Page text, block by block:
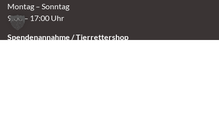
Montag – Sonntag
9:00 – 17:00 Uhr
Spendenannahme / Tierrettershop